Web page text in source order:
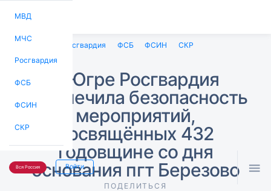
МВД
МЧС
Росгвардия
ФСБ
ФСИН
СКР
Вся Россия Войти 
Росгвардия ФСБ ФСИН СКР
В Югре Росгвардия
обеспечила безопасность
мероприятий,
посвящённых 432
годовщине со дня
основания пгт Березово
ПОДЕЛИТЬСЯ